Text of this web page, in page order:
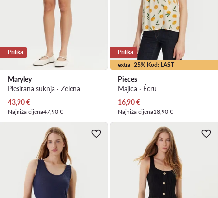
Prilika
Maryley
Plesirana suknja · Zelena
Trenutna cijena
43,90€
Najniža cijena47,90 €
extra -25% Kod: LAST
Prilika
Pieces
Majica · Écru
Trenutna cijena
16,90€
Najniža cijena18,90 €